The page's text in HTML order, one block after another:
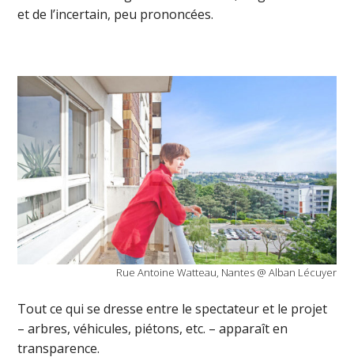
et de l’incertain, peu prononcées.
Rue Antoine Watteau, Nantes @ Alban Lécuyer
Tout ce qui se dresse entre le spectateur et le projet
– arbres, véhicules, piétons, etc. – apparaît en
transparence.